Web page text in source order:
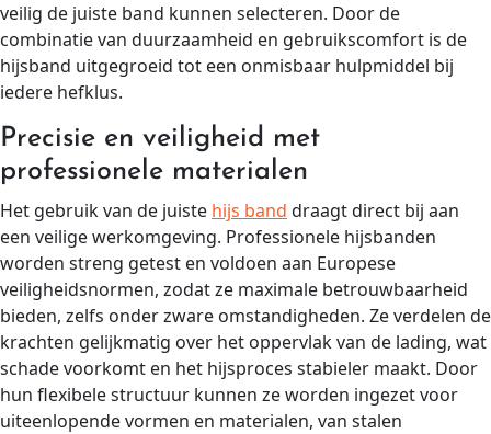
veilig de juiste band kunnen selecteren. Door de
combinatie van duurzaamheid en gebruikscomfort is de
hijsband uitgegroeid tot een onmisbaar hulpmiddel bij
iedere hefklus.
Precisie en veiligheid met
professionele materialen
Het gebruik van de juiste hijs band draagt direct bij aan
een veilige werkomgeving. Professionele hijsbanden
worden streng getest en voldoen aan Europese
veiligheidsnormen, zodat ze maximale betrouwbaarheid
bieden, zelfs onder zware omstandigheden. Ze verdelen de
krachten gelijkmatig over het oppervlak van de lading, wat
schade voorkomt en het hijsproces stabieler maakt. Door
hun flexibele structuur kunnen ze worden ingezet voor
uiteenlopende vormen en materialen, van stalen